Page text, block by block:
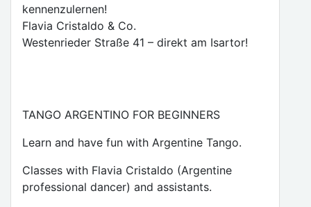
kennenzulernen!
Flavia Cristaldo & Co.
Westenrieder Straße 41 – direkt am Isartor!
TANGO ARGENTINO FOR BEGINNERS
Learn and have fun with Argentine Tango.
Classes with Flavia Cristaldo (Argentine
professional dancer) and assistants.